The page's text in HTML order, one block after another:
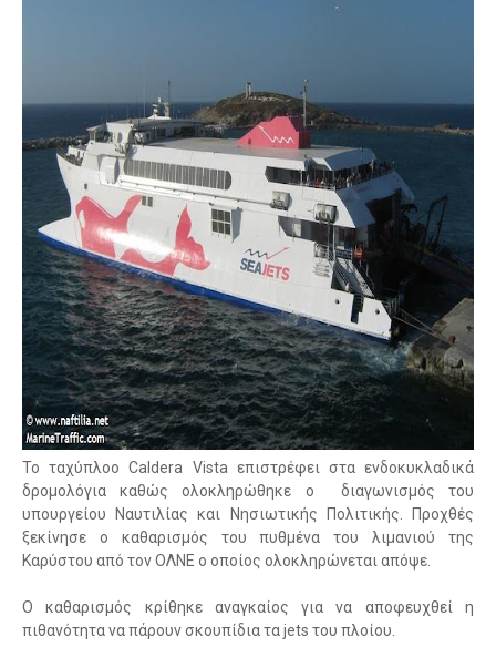
Το ταχύπλοο Caldera Vista επιστρέφει στα ενδοκυκλαδικά
δρομολόγια καθώς ολοκληρώθηκε ο διαγωνισμός του
υπουργείου Ναυτιλίας και Νησιωτικής Πολιτικής. Προχθές
ξεκίνησε ο καθαρισμός του πυθμένα του λιμανιού της
Καρύστου από τον ΟΛΝΕ ο οποίος ολοκληρώνεται απόψε.
Ο καθαρισμός κρίθηκε αναγκαίος για να αποφευχθεί η
πιθανότητα να πάρουν σκουπίδια τα jets του πλοίου.